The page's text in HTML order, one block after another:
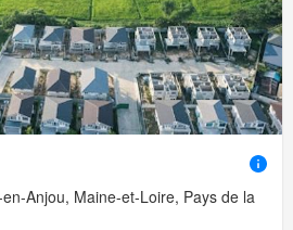
Anjou, Maine-et-Loire, Pays de la